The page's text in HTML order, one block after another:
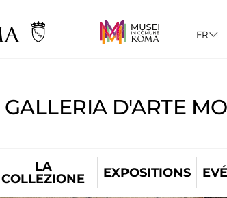
GALLERIA D'ARTE
LA
COLLEZIONE
EXPOSITIONS